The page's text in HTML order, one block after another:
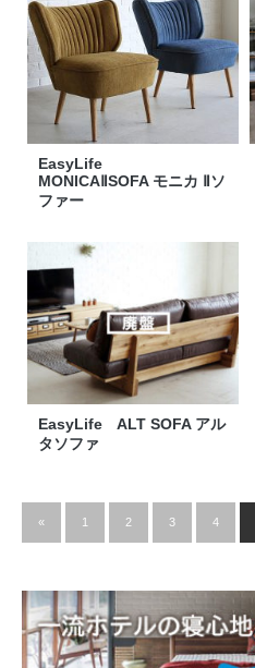
EasyLife
MONICAⅡSOFA モニカ Ⅱソ
ファー
EasyLife ALT SOFA アル
タソファ
« 1 2 3 4